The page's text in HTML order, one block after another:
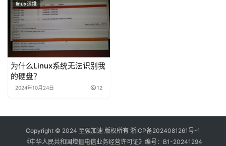
linux运维
为什么Linux系统无法识别我
的硬盘？
2024年10月24日 12
Copyright © 2024 至强加速 版权所有 浙ICP备2024081261号-1
《中华人民共和国增值电信业务经营许可证》编号： B1-20241294